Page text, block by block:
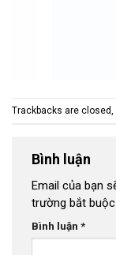
Trackbacks are closed,
Bình luận
Email của bạn
trường bắt
Bình luận *